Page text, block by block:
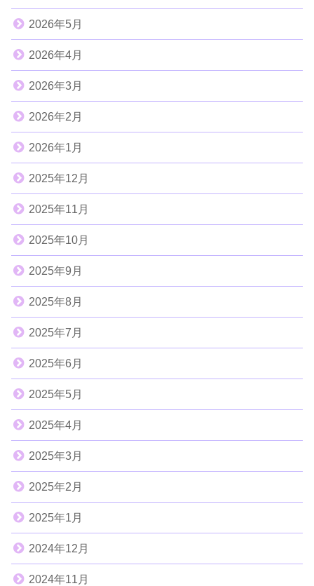
2026年5月
2026年4月
2026年3月
2026年2月
2026年1月
2025年12月
2025年11月
2025年10月
2025年9月
2025年8月
2025年7月
2025年6月
2025年5月
2025年4月
2025年3月
2025年2月
2025年1月
2024年12月
2024年11月